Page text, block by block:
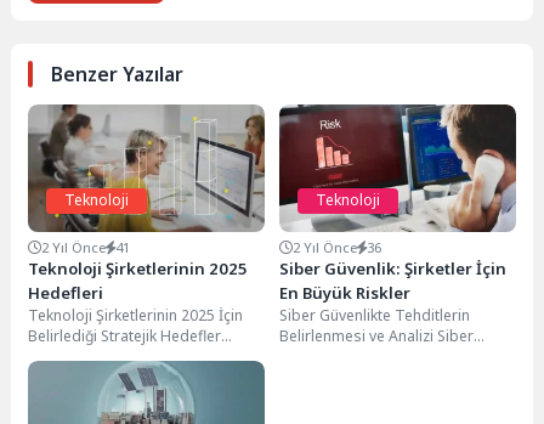
Benzer Yazılar
Teknoloji
2 Yıl Önce 41
Teknoloji Şirketlerinin 2025
Hedefleri
Teknoloji Şirketlerinin 2025 İçin
Belirlediği Stratejik Hedefler
Teknoloji şirketlerinin 2025
hedefleri, sektördeki rekabet
gücünü artırmak...
Teknoloji
2 Yıl Önce 36
Siber Güvenlik: Şirketler İçin
En Büyük Riskler
Siber Güvenlikte Tehditlerin
Belirlenmesi ve Analizi Siber